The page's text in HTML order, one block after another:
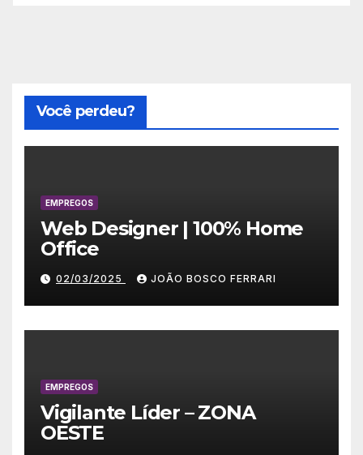
Você perdeu?
EMPREGOS
Web Designer | 100% Home
Office
02/03/2025 JOÃO BOSCO FERRARI
EMPREGOS
Vigilante Líder – ZONA
OESTE